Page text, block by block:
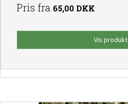
Pris fra 65,00 DKK
Vis produkt